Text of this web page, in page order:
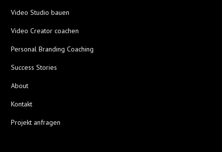
Video Studio bauen
Video Creator coachen
Personal Branding Coaching
Success Stories
About
Kontakt
Projekt anfragen